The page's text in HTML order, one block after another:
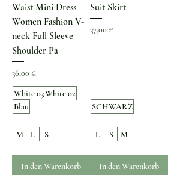
Waist Mini Dress
Women Fashion V-
neck Full Sleeve
Shoulder Pa
Preis
36,00 €
White 03White 02
Blau
M L S
In den Warenkorb
Suit Skirt
Preis
37,00 €
SCHWARZ
L S M
In den Warenkorb